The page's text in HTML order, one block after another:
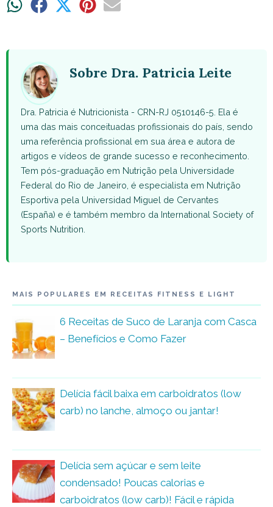
ShareShare ShareShareShare
Sobre Dra. Patricia Leite
Dra. Patricia é Nutricionista - CRN-RJ 0510146-5. Ela é
uma das mais conceituadas profissionais do país, sendo
uma referência profissional em sua área e autora de
artigos e vídeos de grande sucesso e reconhecimento.
Tem pós-graduação em Nutrição pela Universidade
Federal do Rio de Janeiro, é especialista em Nutrição
Esportiva pela Universidad Miguel de Cervantes
(España) e é também membro da International Society of
Sports Nutrition.
MAIS POPULARES EM RECEITAS FITNESS E LIGHT
6 Receitas de Suco de Laranja com Casca
– Benefícios e Como Fazer
Delícia fácil baixa em carboidratos (low
carb) no lanche, almoço ou jantar!
Delícia sem açúcar e sem leite
condensado! Poucas calorias e
carboidratos (low carb)! Fácil e rápida